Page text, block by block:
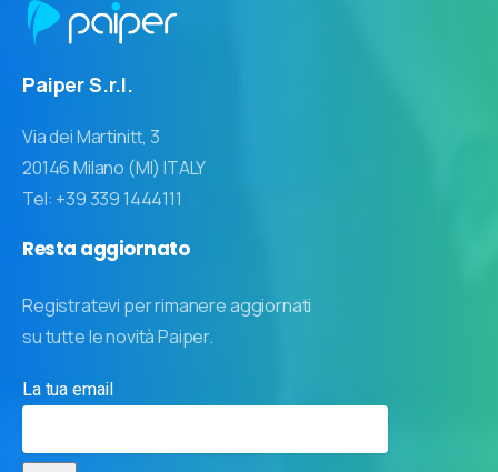
Paiper S.r.l.
Via dei Martinitt, 3
20146 Milano (MI) ITALY
Tel: +39 339 1444111
Resta aggiornato
Registratevi per rimanere aggiornati
su tutte le novità Paiper.
La tua email